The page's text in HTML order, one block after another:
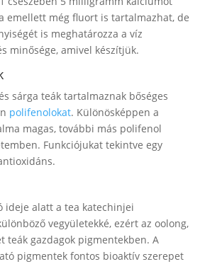
emellett még fluort is tartalmazhat, de
is meghatározza a víz
minősége, amivel készítjük.
sárga teák tartalmaznak bőséges
polifenolokat. Különösképpen a
magas, további más polifenol
Funkciójukat tekintve egy
ideje alatt a tea katechinjei
vegyületekké, ezért az oolong,
teák gazdagok pigmentekben. A
pigmentek fontos bioaktív szerepet